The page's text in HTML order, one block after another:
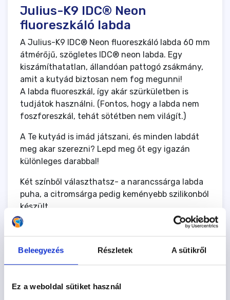
Beleegyezés Részletek A sütikről
Ez a weboldal sütiket használ
Julius-K9 IDC® Neon
fluoreszkáló labda
A Julius-K9 IDC® Neon fluoreszkáló labda 60 mm
átmérőjű, szögletes IDC® neon labda. Egy
kiszámíthatatlan, állandóan pattogó zsákmány,
amit a kutyád biztosan nem fog megunni!
A labda fluoreszkál, így akár szürkületben is
tudjátok használni. (Fontos, hogy a labda nem
foszforeszkál, tehát sötétben nem világít.)
A Te kutyád is imád játszani, és minden labdát
meg akar szerezni? Lepd meg őt egy igazán
különleges darabbal!
Két színből választhatsz- a narancssárga labda
puha, a citromsárga pedig keményebb szilikonból
készült.
A labdán lévő fogót le is tudod szűkíteni, így a
kutyád lába nem akad bele. A fogó színe eltérhet
Nézd meg a többi játékunkat is, hátha